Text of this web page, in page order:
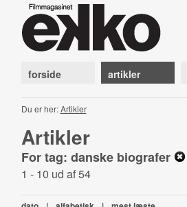
forside artikler
Du er her:Artikler
Artikler
For tag: danske biografer
1 - 10 ud af 54